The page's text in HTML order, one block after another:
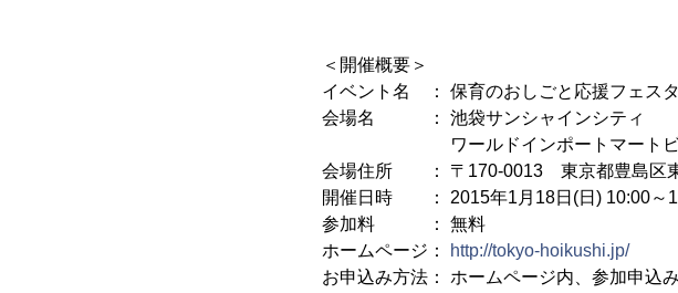
＜開催概要＞
イベント名 ： 保育のおしごと応援フェス
会場名 ： 池袋サンシャインシティ
ワールドインポートマートビル4
会場住所 ： 〒170-0013 東京都豊島区
開催日時 ： 2015年1月18日(日) 10:00～
参加料 ： 無料
ホームページ：
http://tokyo-hoikushi.jp/
お申込み方法： ホームページ内、参加申込